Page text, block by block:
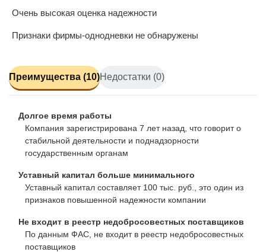
Очень высокая оценка надежности
Признаки фирмы-однодневки не обнаружены
Преимущества (10)Недостатки (0)
Долгое время работы
Компания зарегистрирована 7 лет назад, что говорит о
стабильной деятельности и поднадзорности
государственным органам
Уставный капитал больше минимального
Уставный капитал составляет 100 тыс. руб., это один из
признаков повышенной надежности компании
Не входит в реестр недобросовестных поставщиков
По данным ФАС, не входит в реестр недобросовестных
поставщиков